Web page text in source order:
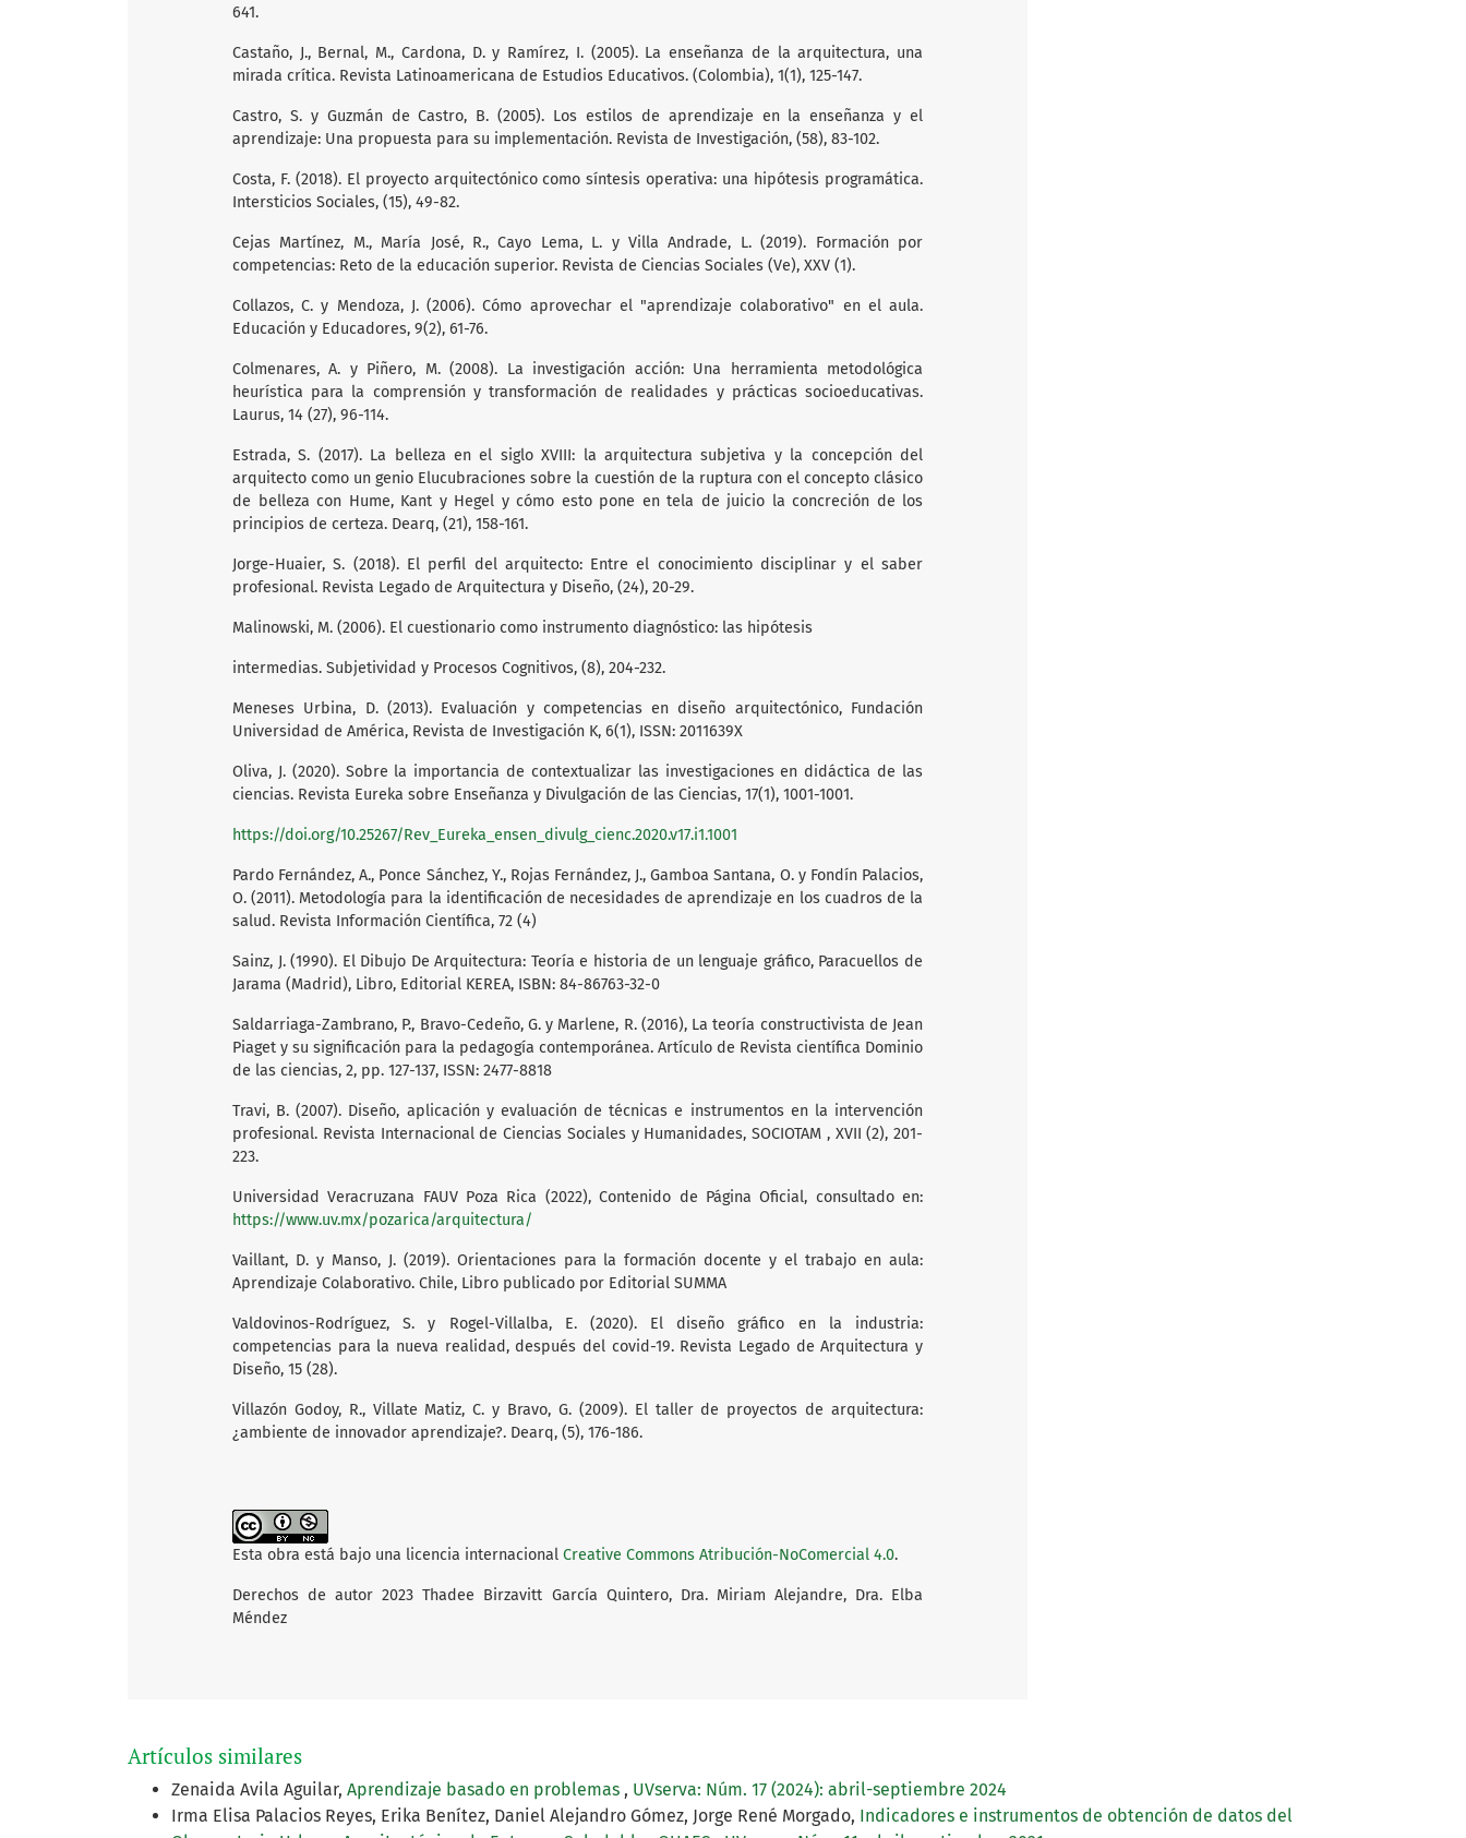
641.
Castaño, J., Bernal, M., Cardona, D. y Ramírez, I. (2005). La enseñanza de la arquitectura, una
mirada crítica. Revista Latinoamericana de Estudios Educativos. (Colombia), 1(1), 125-147.
Castro, S. y Guzmán de Castro, B. (2005). Los estilos de aprendizaje en la enseñanza y el
aprendizaje: Una propuesta para su implementación. Revista de Investigación, (58), 83-102.
Costa, F. (2018). El proyecto arquitectónico como síntesis operativa: una hipótesis programática.
Intersticios Sociales, (15), 49-82.
Cejas Martínez, M., María José, R., Cayo Lema, L. y Villa Andrade, L. (2019). Formación por
competencias: Reto de la educación superior. Revista de Ciencias Sociales (Ve), XXV (1).
Collazos, C. y Mendoza, J. (2006). Cómo aprovechar el "aprendizaje colaborativo" en el aula.
Educación y Educadores, 9(2), 61-76.
Colmenares, A. y Piñero, M. (2008). La investigación acción: Una herramienta metodológica
heurística para la comprensión y transformación de realidades y prácticas socioeducativas.
Laurus, 14 (27), 96-114.
Estrada, S. (2017). La belleza en el siglo XVIII: la arquitectura subjetiva y la concepción del
arquitecto como un genio Elucubraciones sobre la cuestión de la ruptura con el concepto clásico
de belleza con Hume, Kant y Hegel y cómo esto pone en tela de juicio la concreción de los
principios de certeza. Dearq, (21), 158-161.
Jorge-Huaier, S. (2018). El perfil del arquitecto: Entre el conocimiento disciplinar y el saber
profesional. Revista Legado de Arquitectura y Diseño, (24), 20-29.
Malinowski, M. (2006). El cuestionario como instrumento diagnóstico: las hipótesis
intermedias. Subjetividad y Procesos Cognitivos, (8), 204-232.
Meneses Urbina, D. (2013). Evaluación y competencias en diseño arquitectónico, Fundación
Universidad de América, Revista de Investigación K, 6(1), ISSN: 2011639X
Oliva, J. (2020). Sobre la importancia de contextualizar las investigaciones en didáctica de las
ciencias. Revista Eureka sobre Enseñanza y Divulgación de las Ciencias, 17(1), 1001-1001.
https://doi.org/10.25267/Rev_Eureka_ensen_divulg_cienc.2020.v17.i1.1001
Pardo Fernández, A., Ponce Sánchez, Y., Rojas Fernández, J., Gamboa Santana, O. y Fondín Palacios,
O. (2011). Metodología para la identificación de necesidades de aprendizaje en los cuadros de la
salud. Revista Información Científica, 72 (4)
Sainz, J. (1990). El Dibujo De Arquitectura: Teoría e historia de un lenguaje gráfico, Paracuellos de
Jarama (Madrid), Libro, Editorial KEREA, ISBN: 84-86763-32-0
Saldarriaga-Zambrano, P., Bravo-Cedeño, G. y Marlene, R. (2016), La teoría constructivista de Jean
Piaget y su significación para la pedagogía contemporánea. Artículo de Revista científica Dominio
de las ciencias, 2, pp. 127-137, ISSN: 2477-8818
Travi, B. (2007). Diseño, aplicación y evaluación de técnicas e instrumentos en la intervención
profesional. Revista Internacional de Ciencias Sociales y Humanidades, SOCIOTAM , XVII (2), 201-
223.
Universidad Veracruzana FAUV Poza Rica (2022), Contenido de Página Oficial, consultado en:
https://www.uv.mx/pozarica/arquitectura/
Vaillant, D. y Manso, J. (2019). Orientaciones para la formación docente y el trabajo en aula:
Aprendizaje Colaborativo. Chile, Libro publicado por Editorial SUMMA
Valdovinos-Rodríguez, S. y Rogel-Villalba, E. (2020). El diseño gráfico en la industria:
competencias para la nueva realidad, después del covid-19. Revista Legado de Arquitectura y
Diseño, 15 (28).
Villazón Godoy, R., Villate Matiz, C. y Bravo, G. (2009). El taller de proyectos de arquitectura:
¿ambiente de innovador aprendizaje?. Dearq, (5), 176-186.
Esta obra está bajo una licencia internacional Creative Commons Atribución-NoComercial 4.0.
Derechos de autor 2023 Thadee Birzavitt García Quintero, Dra. Miriam Alejandre, Dra. Elba
Méndez
Artículos similares
Zenaida Avila Aguilar, Aprendizaje basado en problemas , UVserva: Núm. 17 (2024): abril-septiembre 2024
Irma Elisa Palacios Reyes, Erika Benítez, Daniel Alejandro Gómez, Jorge René Morgado, Indicadores e instrumentos de obtención de datos del